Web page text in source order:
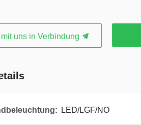
uns in Verbindung
LED/LGF/NO